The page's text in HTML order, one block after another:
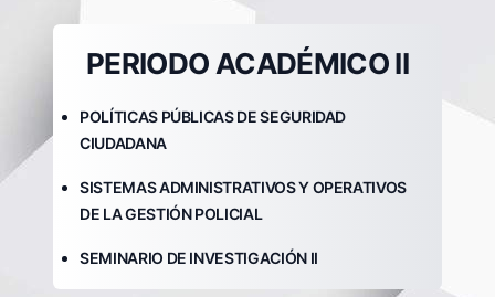
PERIODO ACADÉMICO II
POLÍTICAS PÚBLICAS DE SEGURIDAD
CIUDADANA
SISTEMAS ADMINISTRATIVOS Y OPERATIVOS
DE LA GESTIÓN POLICIAL
SEMINARIO DE INVESTIGACIÓN II